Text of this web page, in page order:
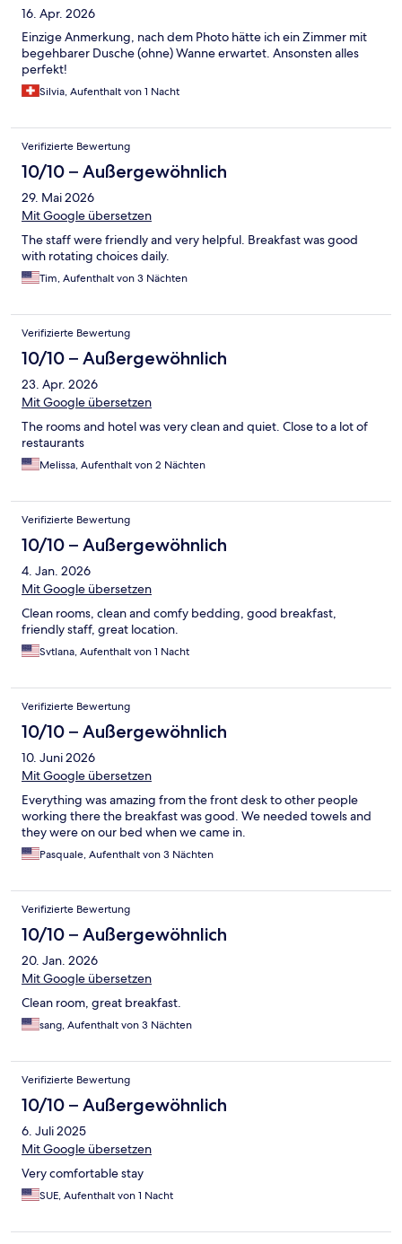
16. Apr. 2026
Einzige Anmerkung, nach dem Photo hätte ich ein Zimmer mit
begehbarer Dusche (ohne) Wanne erwartet. Ansonsten alles
perfekt!
Silvia, Aufenthalt von 1 Nacht
Verifizierte Bewertung
10/10 – Außergewöhnlich
29. Mai 2026
Mit Google übersetzen
The staff were friendly and very helpful. Breakfast was good
with rotating choices daily.
Tim, Aufenthalt von 3 Nächten
Verifizierte Bewertung
10/10 – Außergewöhnlich
23. Apr. 2026
Mit Google übersetzen
The rooms and hotel was very clean and quiet. Close to a lot of
restaurants
Melissa, Aufenthalt von 2 Nächten
Verifizierte Bewertung
10/10 – Außergewöhnlich
4. Jan. 2026
Mit Google übersetzen
Clean rooms, clean and comfy bedding, good breakfast,
friendly staff, great location.
Svtlana, Aufenthalt von 1 Nacht
Verifizierte Bewertung
10/10 – Außergewöhnlich
10. Juni 2026
Mit Google übersetzen
Everything was amazing from the front desk to other people
working there the breakfast was good. We needed towels and
they were on our bed when we came in.
Pasquale, Aufenthalt von 3 Nächten
Verifizierte Bewertung
10/10 – Außergewöhnlich
20. Jan. 2026
Mit Google übersetzen
Clean room, great breakfast.
sang, Aufenthalt von 3 Nächten
Verifizierte Bewertung
10/10 – Außergewöhnlich
6. Juli 2025
Mit Google übersetzen
Very comfortable stay
SUE, Aufenthalt von 1 Nacht